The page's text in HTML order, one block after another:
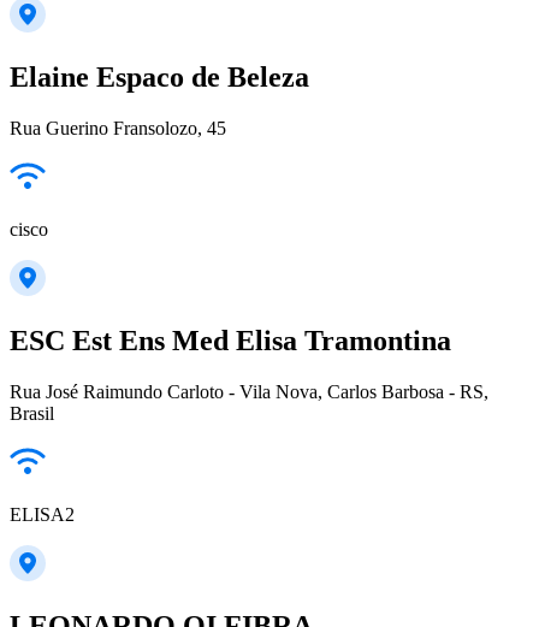
Elaine Espaco de Beleza
Rua Guerino Fransolozo, 45
cisco
ESC Est Ens Med Elisa Tramontina
Rua José Raimundo Carloto - Vila Nova, Carlos Barbosa - RS,
Brasil
ELISA2